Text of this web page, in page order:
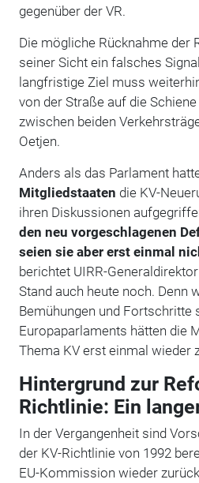
gegenüber der VR.
Die mögliche Rücknahme der
seiner Sicht ein falsches
langfristige Ziel muss
von der Straße auf die
zwischen beiden
Oetjen.
Anders als das Parlament
Mitgliedstaaten die KV-
ihren Diskussionen
den neu vorgeschlagenen
seien sie aber erst einmal
berichtet UIRR-
Stand auch heute noch. Denn
Bemühungen und Fortschritte
Europaparlaments hätten die
Thema KV erst einmal wieder
Hintergrund zur
Richtlinie: Ein
In der Vergangenheit sind
der KV-Richtlinie von 1992
EU-Kommission wieder